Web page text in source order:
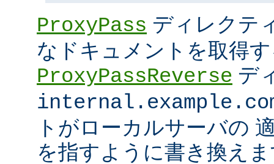
ProxyPass ディレクテ
なドキュメントを取得
ProxyPassReverse デ
トがローカルサーバの
を指すように書き換え